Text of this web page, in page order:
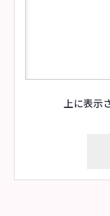
上に表示